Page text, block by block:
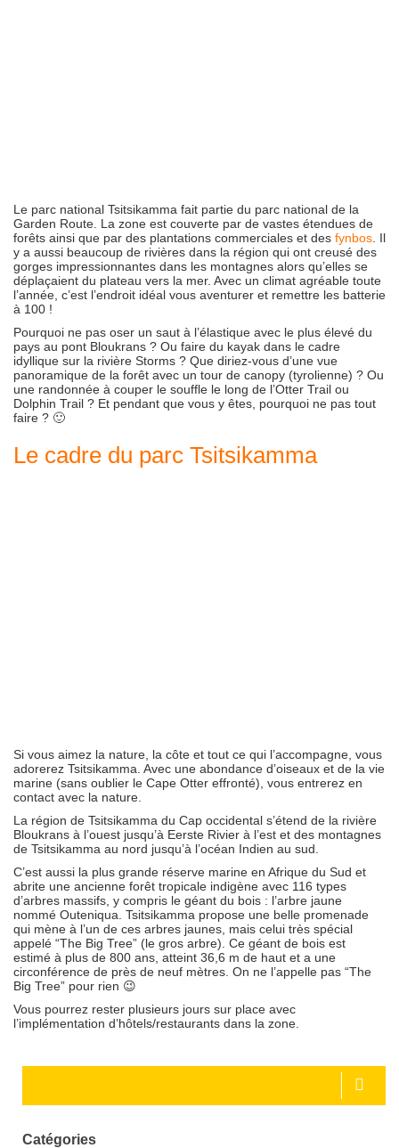
Le parc national Tsitsikamma fait partie du parc national de la
Garden Route. La zone est couverte par de vastes étendues de
forêts ainsi que par des plantations commerciales et des fynbos . Il
y a aussi beaucoup de rivières dans la région qui ont creusé des
gorges impressionnantes dans les montagnes alors qu’elles se
déplaçaient du plateau vers la mer. Avec un climat agréable toute
l’année, c’est l’endroit idéal vous aventurer et remettre les batterie
à 100 !
Pourquoi ne pas oser un saut à l’élastique avec le plus élevé du
pays au pont Bloukrans ? Ou faire du kayak dans le cadre
idyllique sur la rivière Storms ? Que diriez-vous d’une vue
panoramique de la forêt avec un tour de canopy (tyrolienne) ? Ou
une randonnée à couper le souffle le long de l’Otter Trail ou
Dolphin Trail ? Et pendant que vous y êtes, pourquoi ne pas tout
faire ? 🙂
Le cadre du parc Tsitsikamma
Si vous aimez la nature, la côte et tout ce qui l’accompagne, vous
adorerez Tsitsikamma. Avec une abondance d’oiseaux et de la vie
marine (sans oublier le Cape Otter effronté), vous entrerez en
contact avec la nature.
La région de Tsitsikamma du Cap occidental s’étend de la rivière
Bloukrans à l’ouest jusqu’à Eerste Rivier à l’est et des montagnes
de Tsitsikamma au nord jusqu’à l’océan Indien au sud.
C’est aussi la plus grande réserve marine en Afrique du Sud et
abrite une ancienne forêt tropicale indigène avec 116 types
d’arbres massifs, y compris le géant du bois : l’arbre jaune
nommé Outeniqua. Tsitsikamma propose une belle promenade
qui mène à l’un de ces arbres jaunes, mais celui très spécial
appelé “The Big Tree” (le gros arbre). Ce géant de bois est
estimé à plus de 800 ans, atteint 36,6 m de haut et a une
circonférence de près de neuf mètres. On ne l’appelle pas “The
Big Tree” pour rien 😉
Vous pourrez rester plusieurs jours sur place avec
l’implémentation d’hôtels/restaurants dans la zone.
Catégories